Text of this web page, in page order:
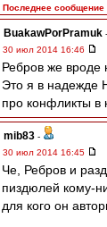
Последнее сообщение
BuakawPorPramuk -
30 июл 2014 16:46
Ребров же
Это я в надежде
про конфликты в
mib83 -
30 июл 2014 16:45
Че, Ребров и
пиздюлей кому-
для кого он